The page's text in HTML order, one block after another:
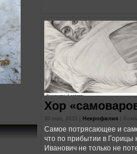
Хор
10 мая, 2015 | Некрофилия
Самое потрясающее и
что по прибытии в
Иванович не только не